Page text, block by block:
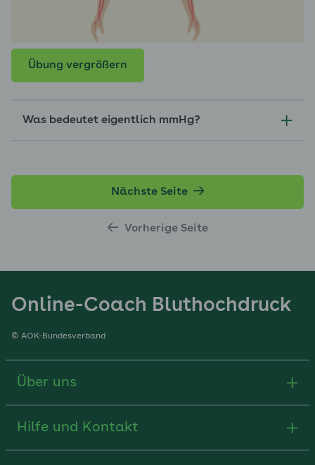
Übung vergrößern
Was bedeutet eigentlich mmHg?
Vorherige Seite
Nächste Seite
Online-Coach Bluthochdruck
© AOK-Bundesverband
Über uns
Hilfe und Kontakt